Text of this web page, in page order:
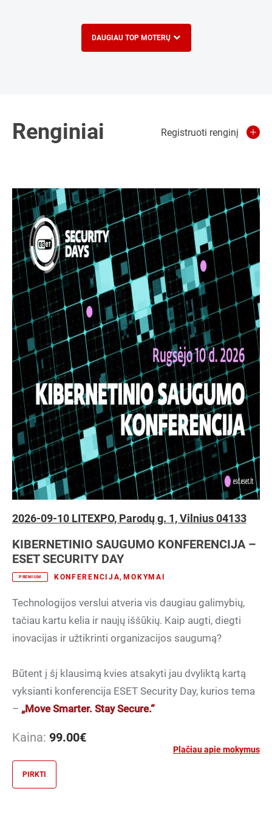
DAUGIAU TOP MOTERŲ
Renginiai Registruoti renginį
2026-09-10 LITEXPO, Parodų g. 1, Vilnius 04133
KIBERNETINIO SAUGUMO KONFERENCIJA –
ESET SECURITY DAY
PREMIUM KONFERENCIJA, MOKYMAI
Technologijos verslui atveria vis daugiau galimybių,
tačiau kartu kelia ir naujų iššūkių. Kaip augti, diegti
inovacijas ir užtikrinti organizacijos saugumą?
Būtent į šį klausimą kvies atsakyti jau dvyliktą kartą
vyksianti konferencija ESET Security Day, kurios tema
– „Move Smarter. Stay Secure.“
Kaina: 99.00€
Plačiau apie mokymus
PIRKTI